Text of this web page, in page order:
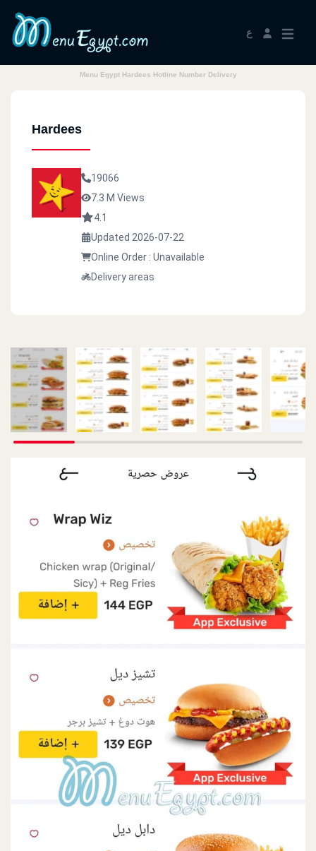
ع
Menu Egypt Hardees Hotline Number Delivery
Hardees
19066
7.3 M Views
4.1
Updated 2026-07-22
Online Order : Unavailable
Delivery areas